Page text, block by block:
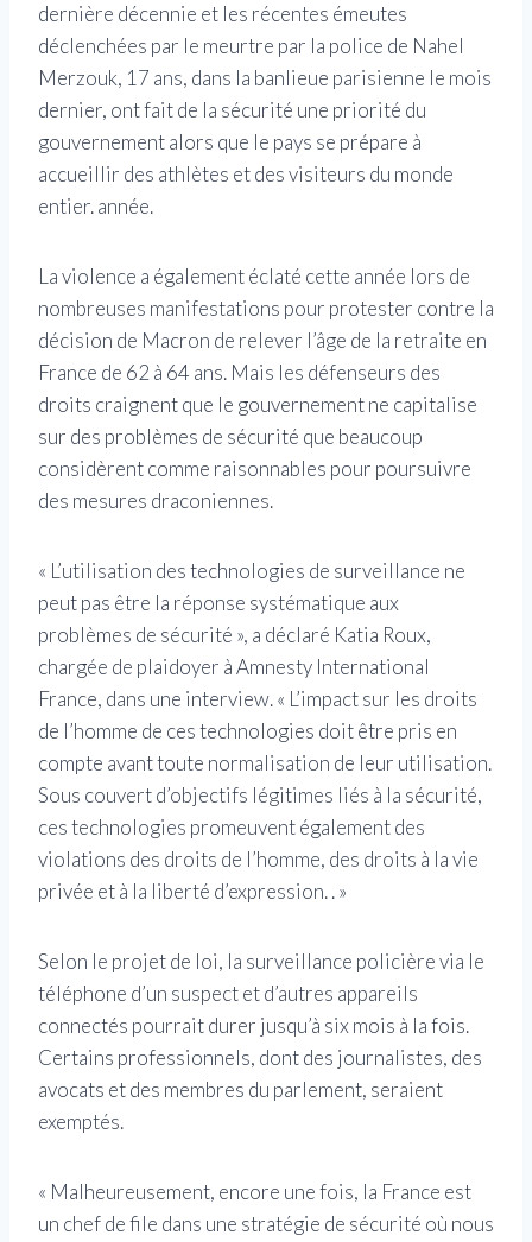
dernière décennie et les récentes émeutes
déclenchées par le meurtre par la police de Nahel
Merzouk, 17 ans, dans la banlieue parisienne le mois
dernier, ont fait de la sécurité une priorité du
gouvernement alors que le pays se prépare à
accueillir des athlètes et des visiteurs du monde
entier. année.
La violence a également éclaté cette année lors de
nombreuses manifestations pour protester contre la
décision de Macron de relever l’âge de la retraite en
France de 62 à 64 ans. Mais les défenseurs des
droits craignent que le gouvernement ne capitalise
sur des problèmes de sécurité que beaucoup
considèrent comme raisonnables pour poursuivre
des mesures draconiennes.
« L’utilisation des technologies de surveillance ne
peut pas être la réponse systématique aux
problèmes de sécurité », a déclaré Katia Roux,
chargée de plaidoyer à Amnesty International
France, dans une interview. « L’impact sur les droits
de l’homme de ces technologies doit être pris en
compte avant toute normalisation de leur utilisation.
Sous couvert d’objectifs légitimes liés à la sécurité,
ces technologies promeuvent également des
violations des droits de l’homme, des droits à la vie
privée et à la liberté d’expression. . »
Selon le projet de loi, la surveillance policière via le
téléphone d’un suspect et d’autres appareils
connectés pourrait durer jusqu’à six mois à la fois.
Certains professionnels, dont des journalistes, des
avocats et des membres du parlement, seraient
exemptés.
« Malheureusement, encore une fois, la France est
un chef de file dans une stratégie de sécurité où nous